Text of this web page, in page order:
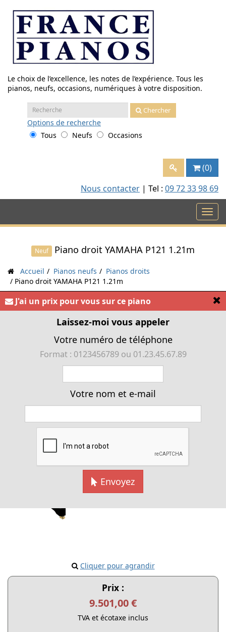
contenu
Le choix de l’excellence, les notes de l’expérience. Tous les
pianos, neufs, occasions, numériques à votre disposition.
Recherche
:
Chercher
Options de recherche
Tous
Neufs Occasions
(0)
Nous contacter | Tel : 09 72 33 98 69
Neuf Piano droit YAMAHA P121 1.21m
Accueil Pianos neufs
Pianos droits
Piano droit YAMAHA P121 1.21m
« Piano droit acoustique traditionnel YAMAHA P121
1.21m »
Cliquer pour agrandir
Prix :
9.501,00 €
TVA et écotaxe inclus
J'ai un prix pour vous sur ce piano
Laissez-moi vous appeler
Votre numéro de téléphone
Format : 0123456789 ou 01.23.45.67.89
Votre nom et e-mail
Envoyez